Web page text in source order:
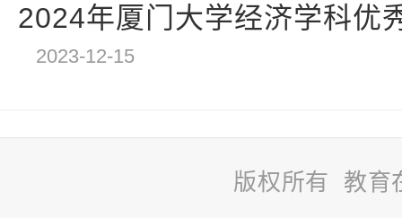
2024年厦门大学经济学科优
2023-12-15
版权所有 教育